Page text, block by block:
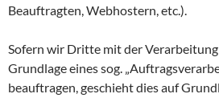
Beauftragten, Webhostern, etc.).
Sofern wir Dritte mit der
Grundlage eines sog.
beauftragen, geschieht dies auf